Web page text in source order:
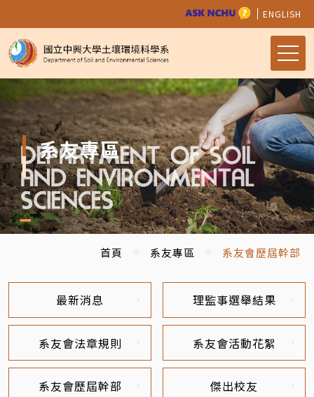
ENGLISH
系友專區
首頁 系友專區 系友會歷屆幹部
最新消息 理監事選舉結果
系友會法章規則 系友會活動花絮
系友會歷屆幹部 傑出校友